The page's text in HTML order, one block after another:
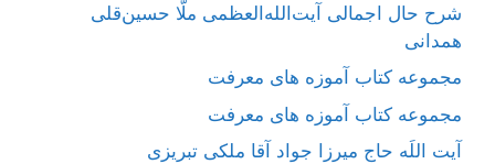
شرح حال اجمالی آیت‌الله‌العظمی ملّا حسین‌قلی
همدانی
مجموعه کتاب آموزه های معرفت
مجموعه کتاب آموزه های معرفت
آیت اللَه حاج میرزا جواد آقا ملکی تبریزی